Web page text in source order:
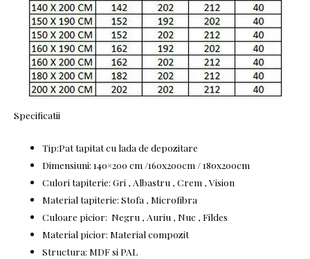
Specificatii
Tip:Pat tapitat cu lada de depozitare
Dimensiuni: 140×200 cm /160x200cm / 180x200cm
Culori tapiterie: Gri , Albastru , Crem , Vision
Material tapiterie: Stofa , Microfibra
Culoare picior: Negru , Auriu , Nuc , Fildes
Material picior: Material compozit
Structura: MDF si PAL